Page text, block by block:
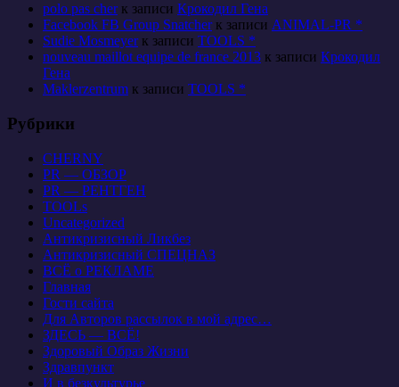
polo pas cherк записи Крокодил Гена
Facebook FB Group Snatcherк записи ANIMAL-PR *
Sudie Mosmeyerк записи TOOLS *
nouveau maillot equipe de france 2013 к записи Крокодил
Гена
Maklerzentrum к записи TOOLS *
Рубрики
CHERNY
PR — ОБЗОР
PR — РЕНТГЕН
TOOLs
Uncategorized
Антикризисный Ликбез
Антикризисный СПЕЦНАЗ
ВСЁ о РЕКЛАМЕ
Главная
Гости сайта
Для Авторов рассылок в мой адрес…
ЗДЕСЬ — ВСЁ!
Здоровый Образ Жизни
Здравпункт
И в безкультурье